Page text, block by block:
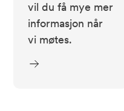
vil du få mye mer
informasjon når
vi møtes.